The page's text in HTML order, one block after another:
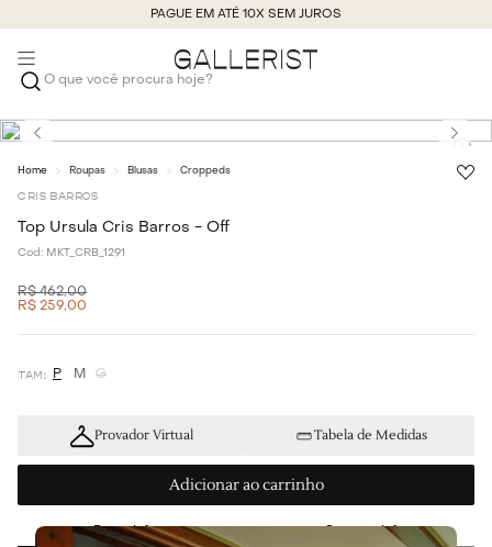
PAGUE EM ATÉ 10X SEM JUROS
O que você procura hoje?
Roupas Blusas Croppeds
CRIS BARROS
Top Ursula Cris Barros - Off
Cod: MKT_CRB_1291
R$ 462,00
R$ 259,00
P M G
Provador Virtual Tabela de Medidas
Adicionar ao carrinho
Descrição Composição